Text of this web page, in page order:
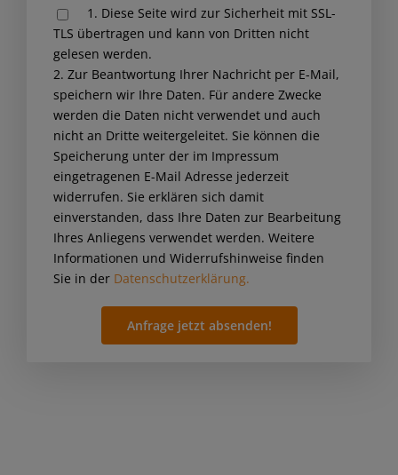
leave
this
field
empty.
1. Diese Seite wird zur Sicherheit mit SSL-
TLS übertragen und kann von Dritten nicht
gelesen werden.
2. Zur Beantwortung Ihrer Nachricht per E-Mail,
speichern wir Ihre Daten. Für andere Zwecke
werden die Daten nicht verwendet und auch
nicht an Dritte weitergeleitet. Sie können die
Speicherung unter der im Impressum
eingetragenen E-Mail Adresse jederzeit
widerrufen. Sie erklären sich damit
einverstanden, dass Ihre Daten zur Bearbeitung
Ihres Anliegens verwendet werden. Weitere
Informationen und Widerrufshinweise finden
Sie in der Datenschutzerklärung.